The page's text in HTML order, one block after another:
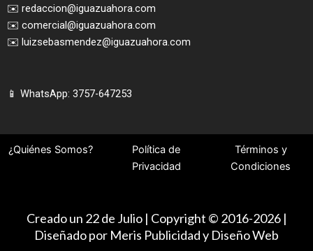
✉️ redaccion@iguazuahora.com
✉️ comercial@iguazuahora.com
✉️ luizsebasmendez@iguazuahora.com
📱 WhatsApp: 3757-647253
¿Quiénes Somos?
Política de
Privacidad
Términos y
Condiciones
Creado un 22 de Julio | Copyright © 2016-2026 |
Diseñado por Meris Publicidad y Diseño Web